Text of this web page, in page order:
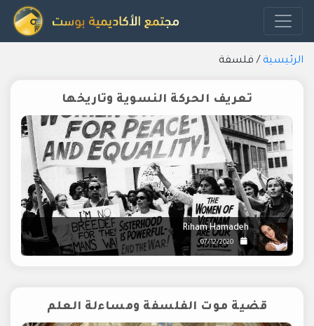
الرئيسية / فلسفة
تعريف الحركة النسوية وتاريخها
Riham Hamadeh
07/12/2020
قضية موت الفلسفة ومساءلة العلم